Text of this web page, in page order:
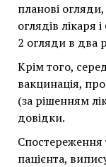
дитини педіатр
планові
оглядів лікаря
2 огляди в два
Крім того,
вакцинація,
(за рішенням
довідки.
Спостереження